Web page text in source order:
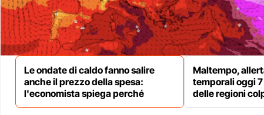
Le ondate di caldo fanno salire
anche il prezzo della spesa:
l'economista spiega perché
Maltempo,
temporali oggi
delle regioni